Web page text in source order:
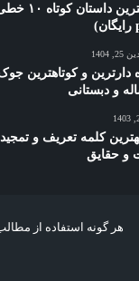
5 بهترین
1404
دارترین و کوتاهترین
بهترین کلمه تعریف و
و حقایق
هر گونه استفاده از